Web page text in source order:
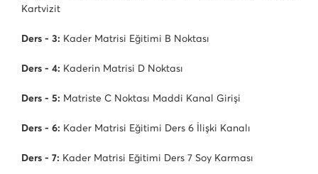
Kartvizit
Ders - 3: Kader Matrisi Eğitimi B Noktası
Ders - 4: Kaderin Matrisi D Noktası
Ders - 5: Matriste C Noktası Maddi Kanal Girişi
Ders - 6: Kader Matrisi Eğitimi Ders 6 İlişki Kanalı
Ders - 7: Kader Matrisi Eğitimi Ders 7 Soy Karması